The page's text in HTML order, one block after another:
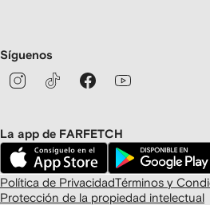
Síguenos
La app de FARFETCH
Política de PrivacidadTérminos y
Protección de la propiedad intelectual